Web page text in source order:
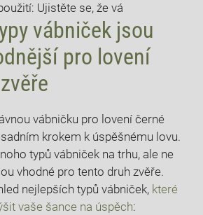
Ujistěte se, že vá
vábniček jsou
pro lovení
vábničku pro lovení černé
krokem k úspěšnému lovu.
typů vábniček na trhu, ale ne
vhodné pro tento druh zvěře.
nejlepších typů vábniček, které
vaše šance na úspěch: